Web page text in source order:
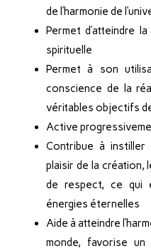
de l’harmonie de
Permet d’atteindre
spirituelle
Permet à son
conscience de la
véritables objectifs
Active
Contribue à instiller
plaisir de la création,
de respect, ce qui
énergies éternelles
Aide à atteindre
monde, favorise un